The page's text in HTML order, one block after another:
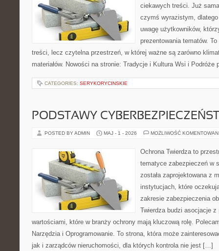
ciekawych treści. Już
czymś wyrazistym,
uwagę użytkowników,
prezentowania tematów.
treści, lecz czytelna przestrzeń, w której ważne są zarówno
materiałów. Nowości na stronie: Tradycje i Kultura Wsi i
CATEGORIES: SERYKORYCINSKIE
PODSTAWY
POSTED BY ADMIN MAJ - 1 - 2026 MOŻLIWOŚĆ
Ochrona Twierdza to
tematyce zabezpieczeń w
została zaprojektowana z
instytucjach, które
zakresie zabezpieczenia
Twierdza budzi asocjacje
wartościami, które w branży ochrony mają kluczową rolę.
Narzędzia i Oprogramowanie. To strona, która może
jak i zarządców nieruchomości, dla których kontrola nie jest […]